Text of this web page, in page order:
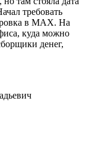
требовать
в MAX. На
куда можно
денег,